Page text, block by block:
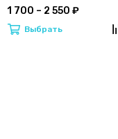
татуажа бровей "Блонд"
1 700 – 2 550 ₽
Выбрать